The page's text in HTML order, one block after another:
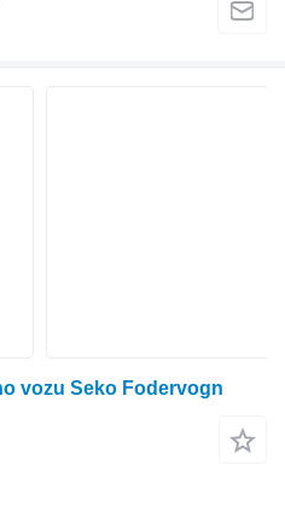
vozu Seko Fodervogn